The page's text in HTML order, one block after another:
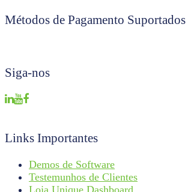
Métodos de Pagamento Suportados
Siga-nos
Links Importantes
Demos de Software
Testemunhos de Clientes